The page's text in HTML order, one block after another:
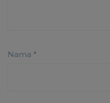
Nama *